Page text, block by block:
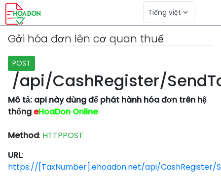
Tiếng việt
Toggle Dropdown
keyboard_arrow_down
Gởi hóa đơn lên cơ quan thuế
POST
/api/CashRegister/
Mô tả: api này dùng để phát hành hóa đơn trên hệ
thống eHoaDon Online
Method: HTTPPOST
URL:
https://[TaxNumber].ehoadon.net/api/CashRegister/